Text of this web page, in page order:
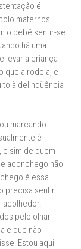
é
maternos,
o bebê sentir-se
há uma
levar a criança
que a rodeia, e
à delinqüência
marcando
é
e sim de quem
aconchego não
é essa
precisa sentir
acolhedor.
pelo olhar
e que não
Estou aqui